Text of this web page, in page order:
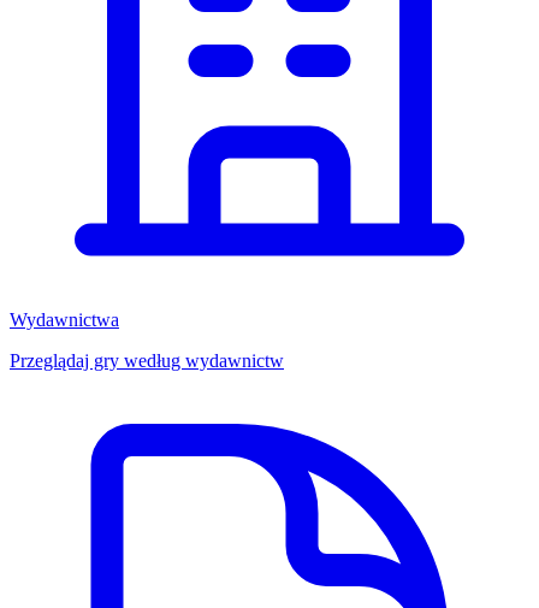
Wydawnictwa
Przeglądaj gry według wydawnictw